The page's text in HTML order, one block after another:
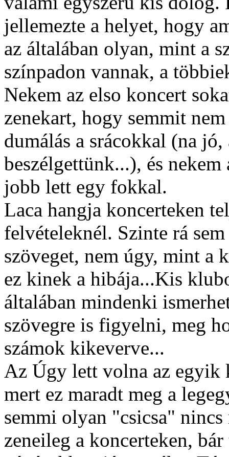
jellemezte a helyet, hogy
az általában olyan, mint a
színpadon vannak, a
Nekem az elso koncert
zenekart, hogy semmit
dumálás a srácokkal (na
beszélgettünk...), és
jobb lett egy fokkal.
Laca hangja koncerteken
felvételeknél. Szinte rá
szöveget, nem úgy, mint a
ez kinek a hibája...Kis
általában mindenki
szövegre is figyelni, meg
számok kikeverve...
Az Úgy lett volna az egyik
mert ez maradt meg a
semmi olyan "csicsa"
zeneileg a koncerteken,